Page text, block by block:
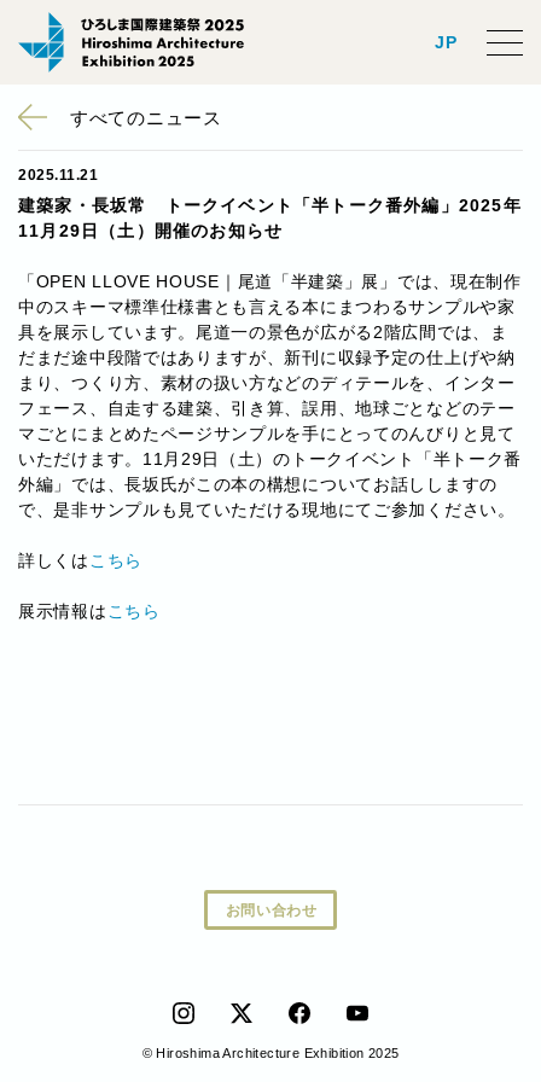
JP
すべてのニュース
2025.11.21
建築家・長坂常 トークイベント「半トーク番外編」2025年
11月29日（土）開催のお知らせ
「OPEN LLOVE HOUSE｜尾道「半建築」展」では、現在制作
中のスキーマ標準仕様書とも言える本にまつわるサンプルや家
具を展示しています。尾道一の景色が広がる2階広間では、ま
だまだ途中段階ではありますが、新刊に収録予定の仕上げや納
まり、つくり方、素材の扱い方などのディテールを、インター
フェース、自走する建築、引き算、誤用、地球ごとなどのテー
マごとにまとめたページサンプルを手にとってのんびりと見て
いただけます。11月29日（土）のトークイベント「半トーク番
外編」では、長坂氏がこの本の構想についてお話ししますの
で、是非サンプルも見ていただける現地にてご参加ください。
詳しくは こちら
展示情報は こちら
お問い合わせ
© Hiroshima Architecture Exhibition 2025